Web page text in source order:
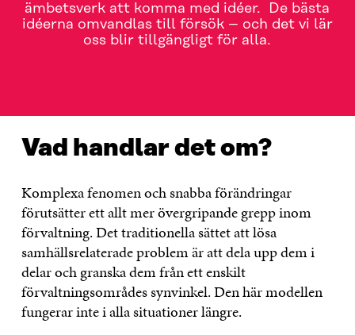
ämbetsverk att komma med idéer. De bästa
idéerna omvandlas till försök – och det vi lär
oss blir tillgängligt för alla.
Vad handlar det om?
Komplexa fenomen och snabba förändringar
förutsätter ett allt mer övergripande grepp inom
förvaltning. Det traditionella sättet att lösa
samhällsrelaterade problem är att dela upp dem i
delar och granska dem från ett enskilt
förvaltningsområdes synvinkel. Den här modellen
fungerar inte i alla situationer längre.